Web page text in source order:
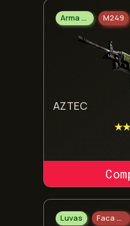
Arma Pesada M249
AZTEC
Luvas Faca De Sobrevivência